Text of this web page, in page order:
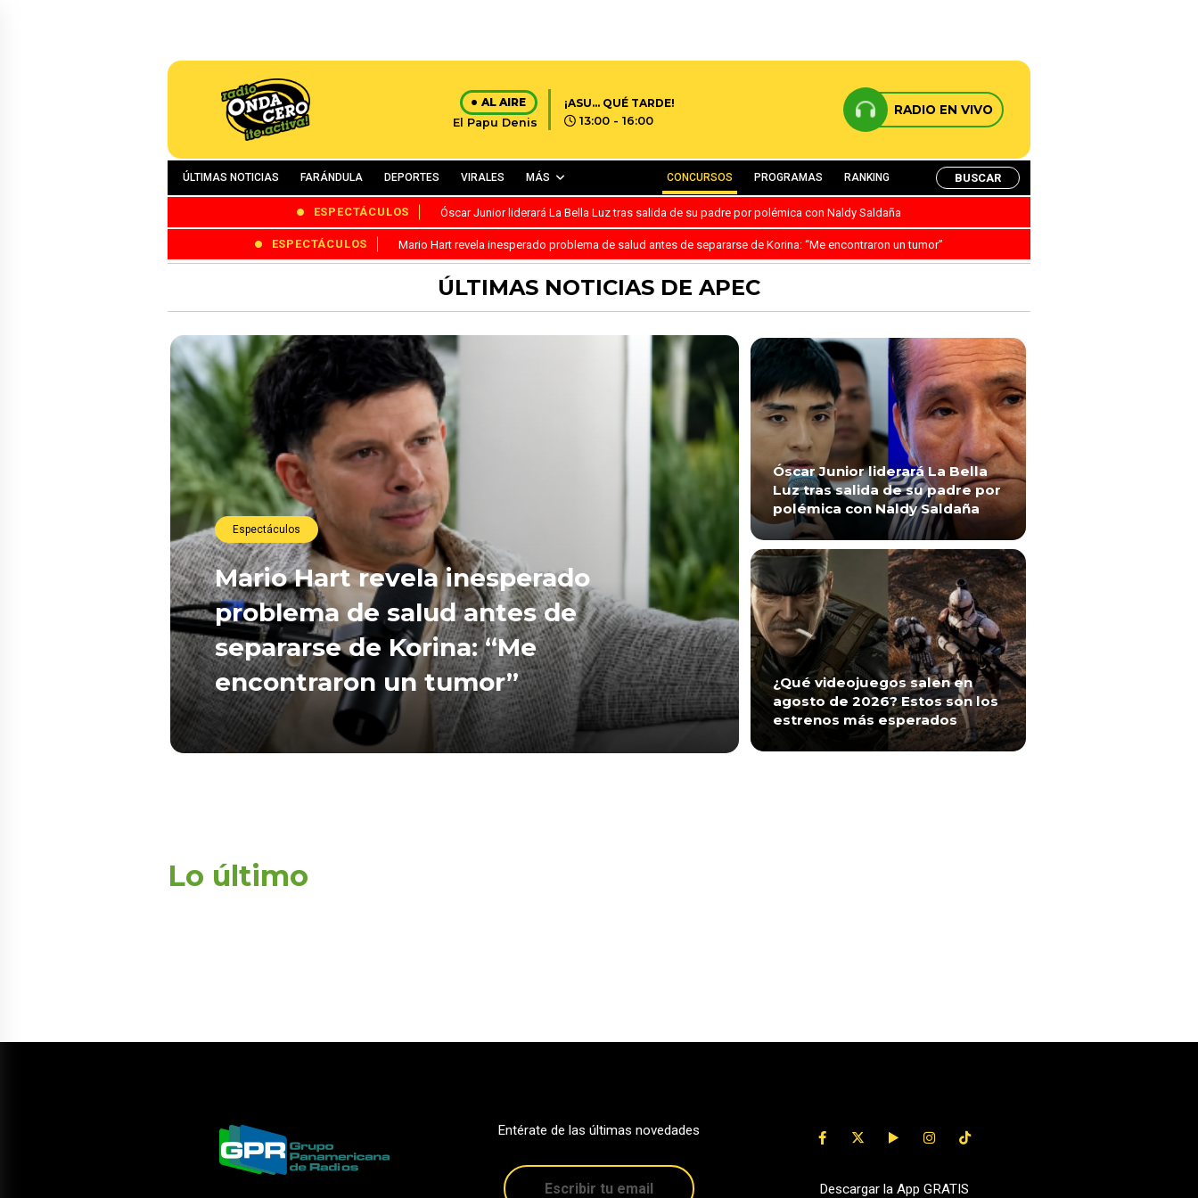
AL AIRE
El Papu Denis
¡ASU… QUÉ TARDE!
13:00 - 16:00
RADIO EN VIVO
ÚLTIMAS NOTICIAS FARÁNDULA DEPORTES VIRALES MÁS CONCURSOS PROGRAMAS RANKING BUSCAR
ESPECTÁCULOS Óscar Junior liderará La Bella Luz tras salida de su padre por polémica con Naldy Saldaña
ESPECTÁCULOS Mario Hart revela inesperado problema de salud antes de separarse de Korina: “Me encontraron un tumor”
ÚLTIMAS NOTICIAS DE APEC
Espectáculos
Mario Hart revela inesperado
problema de salud antes de
separarse de Korina: “Me
encontraron un tumor”
Óscar Junior liderará La Bella
Luz tras salida de su padre por
polémica con Naldy Saldaña
¿Qué videojuegos salen en
agosto de 2026? Estos son los
estrenos más esperados
Lo último
Entérate de las últimas novedades
Descargar la App GRATIS